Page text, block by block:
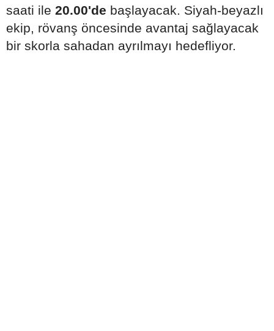
saati ile 20.00'de başlayacak. Siyah-beyazlı
ekip, rövanş öncesinde avantaj sağlayacak
bir skorla sahadan ayrılmayı hedefliyor.